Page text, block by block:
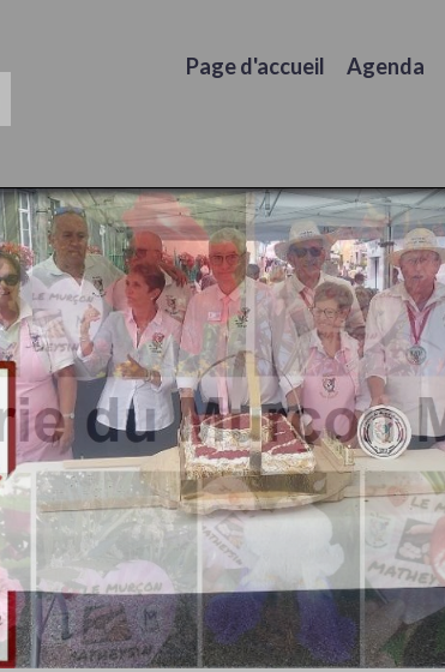
Page d'accueil Agenda